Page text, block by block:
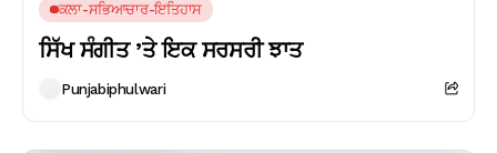
ਕਲਾ-ਸਭਿਆਚਾਰ-ਇਤਿਹਾਸ
ਸਿੱਖ ਸੰਗੀਤ ’ਤੇ ਇਕ ਸਰਸਰੀ ਝਾਤ
Punjabiphulwari